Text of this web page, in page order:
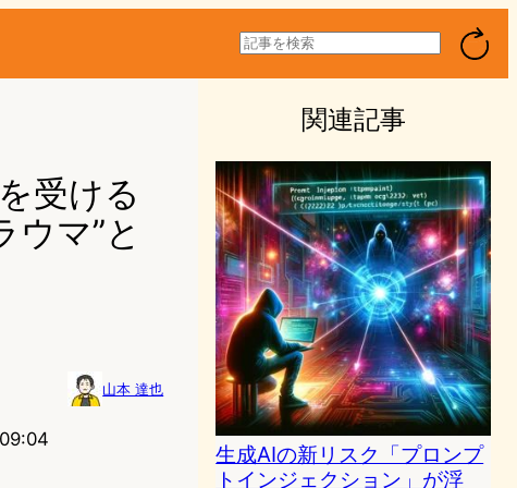
検
索
受ける
マ”と
山本 達也
関連記事
生成AIの新リスク「プロンプ
トインジェクション」が浮